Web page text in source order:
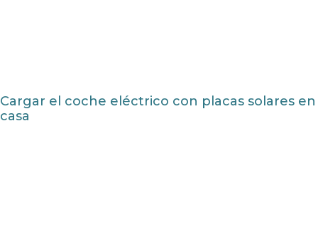
Cargar el coche eléctrico con placas solares en
casa